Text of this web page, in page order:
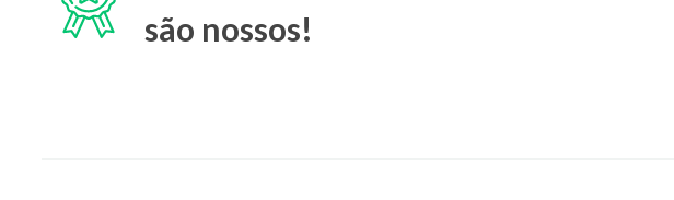
são nossos!